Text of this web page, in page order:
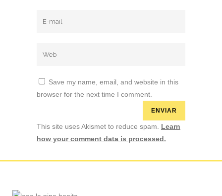
Save my name, email, and website in this
browser for the next time I comment.
This site uses Akismet to reduce spam. Learn
how your comment data is processed.